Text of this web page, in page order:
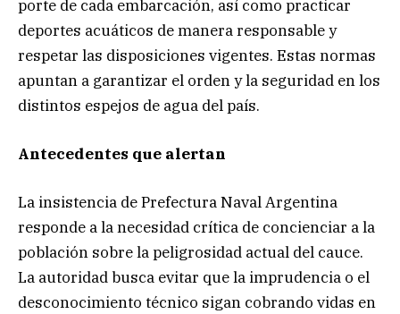
porte de cada embarcación, así como practicar
deportes acuáticos de manera responsable y
respetar las disposiciones vigentes. Estas normas
apuntan a garantizar el orden y la seguridad en los
distintos espejos de agua del país.
Antecedentes que alertan
La insistencia de Prefectura Naval Argentina
responde a la necesidad crítica de concienciar a la
población sobre la peligrosidad actual del cauce.
La autoridad busca evitar que la imprudencia o el
desconocimiento técnico sigan cobrando vidas en